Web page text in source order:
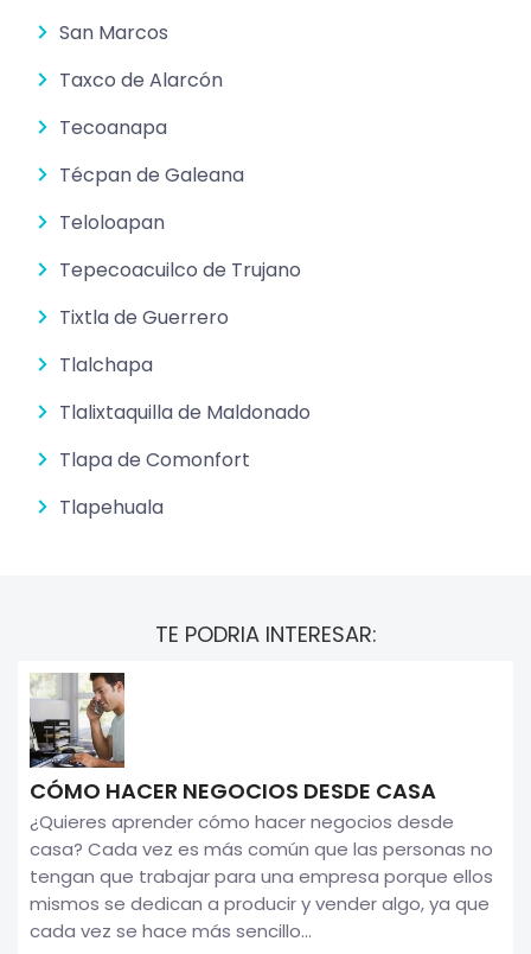
San Marcos
Taxco de Alarcón
Tecoanapa
Técpan de Galeana
Teloloapan
Tepecoacuilco de Trujano
Tixtla de Guerrero
Tlalchapa
Tlalixtaquilla de Maldonado
Tlapa de Comonfort
Tlapehuala
TE PODRIA INTERESAR:
CÓMO HACER NEGOCIOS DESDE CASA
¿Quieres aprender cómo hacer negocios desde
casa? Cada vez es más común que las personas no
tengan que trabajar para una empresa porque ellos
mismos se dedican a producir y vender algo, ya que
cada vez se hace más sencillo...